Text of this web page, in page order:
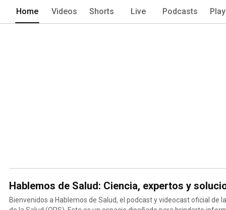
Home Videos Shorts Live Podcasts
Hablemos de Salud: Ciencia, expertos y
Bienvenidos a Hablemos de Salud, el podcast y videocast oficial de